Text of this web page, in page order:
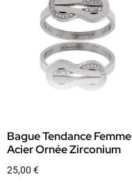
Bague Tendance Femme
Acier Ornée Zirconium
25,00 €